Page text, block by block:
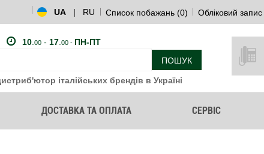
UA | RU Список побажань (0) Обліковий запис
10. 00- 17. 00 - ПН-ПТ
ПОШУК
італійських брендів в Україні
ДОСТАВКА ТА ОПЛАТА СЕРВІС